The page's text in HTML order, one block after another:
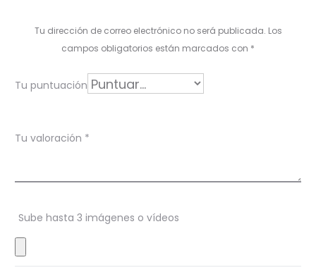
r
i
o
e
s
Tu dirección de correo electrónico no será publicada. Los
campos obligatorios están marcados con *
Tu puntuación
Tu valoración *
Sube hasta 3 imágenes o vídeos